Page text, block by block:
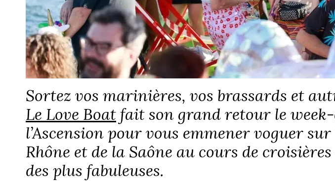
Sortez vos marinières, vos brassards et
Le Love Boatfait son grand retour le
l’Ascension pour vous emmener voguer
Rhône et de la Saône au cours de
des plus fabuleuses.